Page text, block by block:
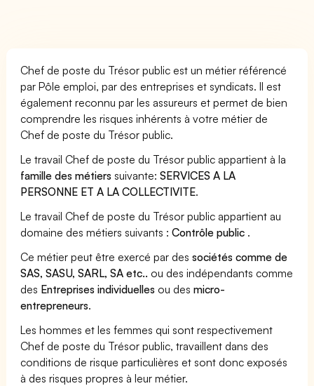
Chef de poste du Trésor public est un métier référencé
par Pôle emploi, par des entreprises et syndicats. Il est
également reconnu par les assureurs et permet de bien
comprendre les risques inhérents à votre métier de
Chef de poste du Trésor public.
Le travail Chef de poste du Trésor public appartient à la
famille des métiers suivante:SERVICES A LA
PERSONNE ET A LA COLLECTIVITE.
Le travail Chef de poste du Trésor public appartient au
domaine des métiers suivants :Contrôle public .
Ce métier peut être exercé par dessociétés comme de
SAS, SASU, SARL, SA etc.. ou des indépendants comme
des Entreprises individuelles ou desmicro-
entrepreneurs.
Les hommes et les femmes qui sont respectivement
Chef de poste du Trésor public, travaillent dans des
conditions de risque particulières et sont donc exposés
à des risques propres à leur métier.